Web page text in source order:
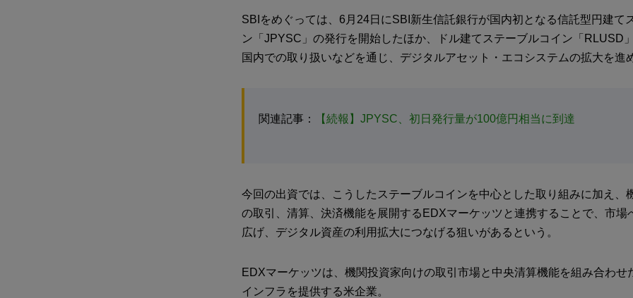
SBIをめぐっては、6月24日にSBI新生信託銀行が国内初となる信託型円建て
ン「JPYSC」の発行を開始したほか、ドル建てステーブルコイン「RLUSD
国内での取り扱いなどを通じ、デジタルアセット・エコシステムの拡大を進
関連記事： 【続報】JPYSC、初日発行量が100億円相当に到達
今回の出資では、こうしたステーブルコインを中心とした取り組みに加え、
の取引、清算、決済機能を展開するEDXマーケッツと連携することで、市場
広げ、デジタル資産の利用拡大につなげる狙いがあるという。
EDXマーケッツは、機関投資家向けの取引市場と中央清算機能を組み合わせ
インフラを提供する米企業。